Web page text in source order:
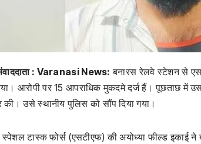
: Varanasi News: बनारस रेलवे स्टेशन से
आरोपी पर 15 आपराधिक मुकदमे दर्ज हैं। पूछताछ में
की। उसे स्थानीय पुलिस को सौंप दिया गया।
स्पेशल टास्क फोर्स (एसटीएफ) की अयोध्या फील्ड इकाई